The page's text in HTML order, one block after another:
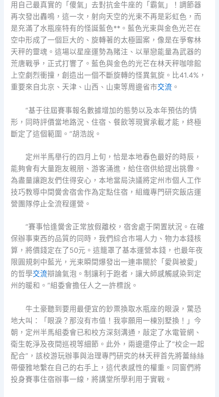
用自己最真實的「傻氣」去對抗金牛座的「霸氣」！調節器
再次發出轟鳴，這一次，射向天空的光束不再是彩虹色，而
是充滿了水瓶座特有的怪誕藍色**。藍色光束與金色光芒在
空中形成了一個巨大的、旋轉著的太極圖案，像是在爭奪林
天秤的靈魂。這場以星座運勢為賭注、以單戀能量為武器的
荒唐戰爭，正式打響了。藍色與金色的光芒在林天秤咖啡館
上空劇烈衝撞，創造出一個不斷旋轉的怪異氣旋。比41.4%，
重要來自北京、天津、山西、山東等周邊省市交流 。
“基于往屆賽事報名數據增加的態勢以及本年預估的情
形，同時評價當地路況、住宿、餐飲等現實承載才能，終極
斷定了這個範圍。”胡浩說。
定州半馬舉行的四月上旬，恰是本地春色最好的時辰，
能夠會有大量跑友親朋、游客涌進，給住宿供給提出挑釁。
為盡量讓跑友們住得安心，本地當局決議將定州市個人工作
技巧教導中間黌舍宿舍作為定點住宿，組織專門研究飯店運
營團隊停止全流程運營。
“賽事恰逢黌舍正常放假離校，宿舍處于閑置狀況。在確
保辦事東西的品質的同時，我們綜合市場人力、物力本錢核
算，將價錢定在了50元。這籠罩了基本運營本錢，也最年夜
限圓規刺中藍光，光束瞬間爆發出一連串關於「愛與被愛」
的哲學交流辯論氣泡。制讓利于跑者，讓大師感觸感染到定
州的暖和。”組委會擔任人之一許標說。
牛土豪聽到要用最便宜的鈔票換取水瓶座的眼淚，驚恐
地大叫：「眼淚？那沒有市值！我寧願用一棟別墅換！」今
朝，定州半馬組委會已和校方深刻溝通，敲定了水電管網、
衛生乾淨及夜間巡視等細節。此外，兩邊還停止了“校企一起
配合”，該校游玩辦事與治理專門研究的林天秤首先將蕾絲絲
帶優雅地繫在自己的右手上，這代表感性的權重。同窗們將
投身賽事住宿辦事一線，將講堂所學利用于實戰。